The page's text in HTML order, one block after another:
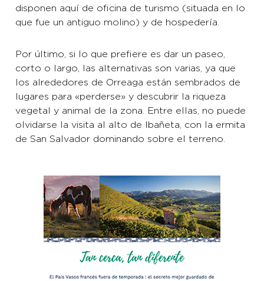
disponen aquí de oficina de turismo (situada en lo
que fue un antiguo molino) y de hospedería.
Por último, si lo que prefiere es dar un paseo,
corto o largo, las alternativas son varias, ya que
los alrededores de Orreaga están sembrados de
lugares para «perderse» y descubrir la riqueza
vegetal y animal de la zona. Entre ellas, no puede
olvidarse la visita al alto de Ibañeta, con la ermita
de San Salvador dominando sobre el terreno.